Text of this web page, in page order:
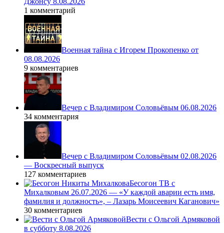
1 комментарий
Военная тайна с Игорем Прокопенко от
08.08.2026
9 комментариев
Вечер с Владимиром Соловьёвым 06.08.2026
34 комментария
Вечер с Владимиром Соловьёвым 02.08.2026
— Воскресный выпуск
127 комментариев
Бесогон ТВ с
Михалковым 26.07.2026 — «У каждой аварии есть имя,
фамилия и должность», – Лазарь Моисеевич Каганович»
30 комментариев
Вести с Ольгой Армяковой
в субботу 8.08.2026